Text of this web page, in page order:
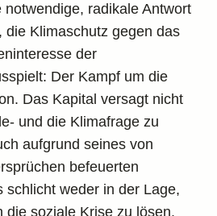
notwendige, radikale Antwort
die Klimaschutz gegen das
der
Der Kampf um die
Das Kapital versagt nicht
und die Klimafrage zu
aufgrund seines von
befeuerten
schlicht weder in der Lage,
die soziale Krise zu lösen.